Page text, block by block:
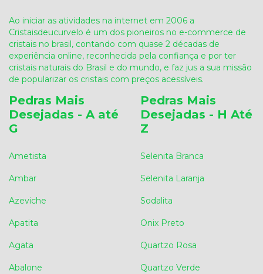
Ao iniciar as atividades na internet em 2006 a
Cristaisdeucurvelo é um dos pioneiros no e-commerce de
cristais no brasil, contando com quase 2 décadas de
experiência online, reconhecida pela confiança e por ter
cristais naturais do Brasil e do mundo, e faz jus a sua missão
de popularizar os cristais com preços acessíveis.
Pedras Mais
Desejadas - A até
G
Ametista
Ambar
Azeviche
Apatita
Agata
Abalone
Pedras Mais
Desejadas - H Até
Z
Selenita Branca
Selenita Laranja
Sodalita
Onix Preto
Quartzo Rosa
Quartzo Verde